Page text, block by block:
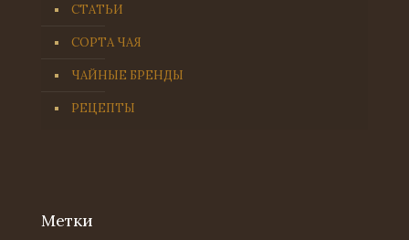
СТАТЬИ
СОРТА ЧАЯ
ЧАЙНЫЕ БРЕНДЫ
РЕЦЕПТЫ
Метки